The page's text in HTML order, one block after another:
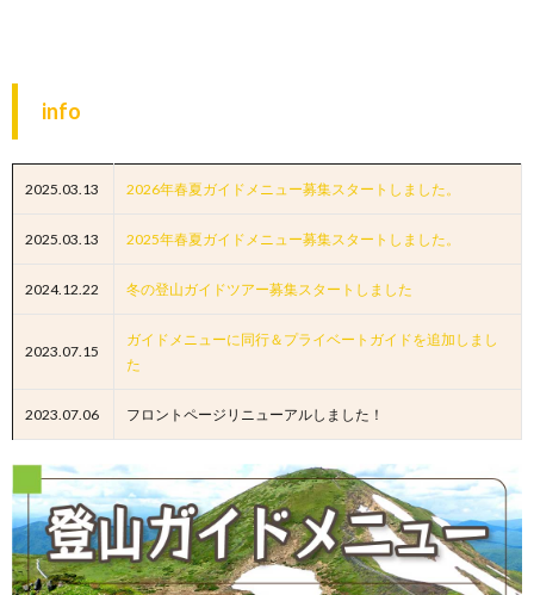
info
2025.03.13 2026年春夏ガイドメニュー募集スタートしました。
2025.03.13 2025年春夏ガイドメニュー募集スタートしました。
2024.12.22 冬の登山ガイドツアー募集スタートしました
2023.07.15
ガイドメニューに同行＆プライベートガイドを追加しまし
た
2023.07.06 フロントページリニューアルしました！